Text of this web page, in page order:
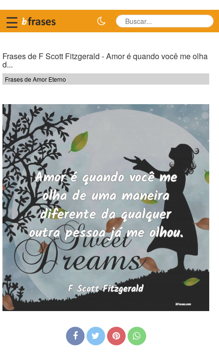
☰
Frases de F Scott Fitzgerald - Amor é quando você me olha
d...
Frases de Amor Eterno